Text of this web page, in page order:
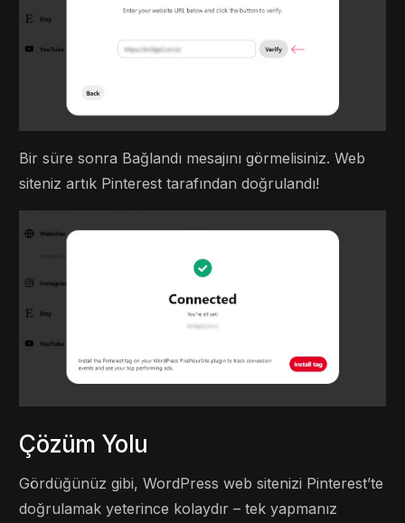
Bir süre sonra Bağlandı mesajını görmelisiniz. Web
siteniz artık Pinterest tarafından doğrulandı!
Çözüm Yolu
Gördüğünüz gibi, WordPress web sitenizi Pinterest’te
doğrulamak yeterince kolaydır – tek yapmanız